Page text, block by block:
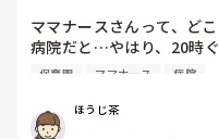
るかな？』『自分ならそ
と。
師長さんの言ってること
てないですし、病棟での
気持ちがあります。
病院も規模やいろいろ取
みるとおもしろいですよ
けてもいいのかなと思い
ママナースさんって、ど
病院だと…やはり、20時
お迎えが間に合わないこ
保育園 ママナース 病院
ほうじ茶